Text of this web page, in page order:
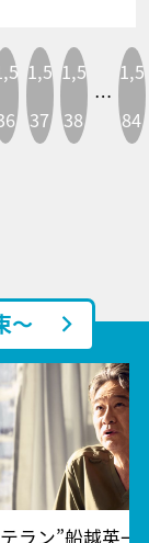
1,5
37
1,5
38
…
1,5
84
～
ラン”船越英一